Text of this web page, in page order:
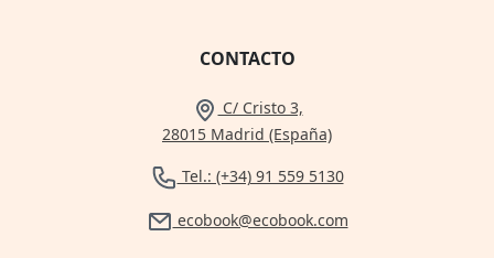
CONTACTO
C/ Cristo 3,
28015 Madrid (España)
Tel.: (+34) 91 559 5130
ecobook@ecobook.com